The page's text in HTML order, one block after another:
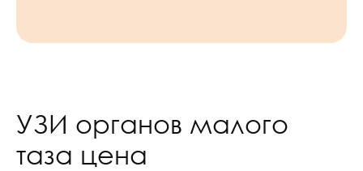
УЗИ органов малого
таза цена